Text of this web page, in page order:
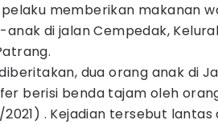
memberikan makanan
anak di jalan Cempedak,
dua orang anak di
berisi benda tajam oleh
. Kejadian tersebut